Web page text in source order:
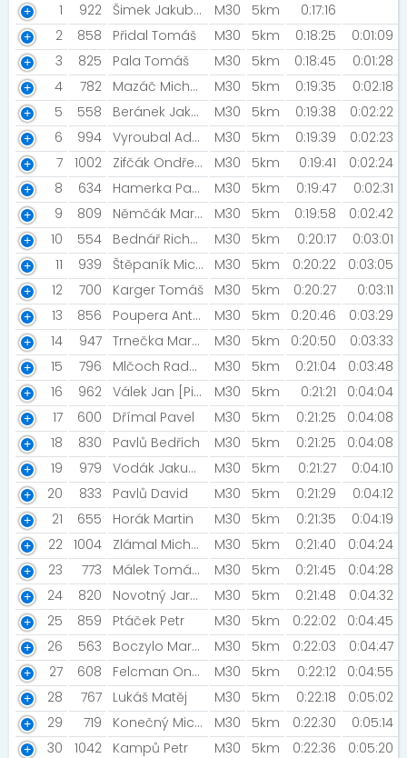
1 922 Šimek Jakub [Morek.cz] M30 5km
0:17:16
2
858 Přidal Tomáš M30 5km 0:18:25
0:01:09
3
825 Pala Tomáš M30 5km 0:18:45
0:01:28
4
782 Mazáč Michal [AKEZ Kopřivnice] M30 5km 0:19:35
0:02:18
5
558 Beránek Jakub [J-Elita Ostrava] M30 5km 0:19:38
0:02:22
6
994 Vyroubal Adam M30 5km 0:19:39
0:02:23
7
1002 Zifčák Ondřej [Excalibur Army] M30 5km 0:19:41
0:02:24
8
634 Hamerka Patrik M30 5km 0:19:47
0:02:31
9
809 Němčák Martin [TJ Sokol Troubky] M30 5km 0:19:58
0:02:42
10
554 Bednář Richard [Night run team, CEPro team ] M30 5km 0:20:17
0:03:01
11
939 Štěpaník Michael [Alfa squadra tým dynamickejch čuprstár sekáčskejch vlkoušů] M30 5km 0:20:22
0:03:05
12
700 Karger Tomáš M30 5km 0:20:27
0:03:11
13
856 Poupera Antonín M30 5km 0:20:46
0:03:29
14
947 Trnečka Martin M30 5km 0:20:50
0:03:33
15
796 Mlčoch Radomír M30 5km 0:21:04
0:03:48
16
962 Válek Jan [Pivka] M30 5km 0:21:21
0:04:04
17
600 Dřímal Pavel M30 5km 0:21:25
0:04:08
18
830 Pavlů Bedřich M30 5km 0:21:25
0:04:08
19
979 Vodák Jakub [Pivka] M30 5km 0:21:27
0:04:10
20
833 Pavlů David M30 5km 0:21:29
0:04:12
21
655 Horák Martin M30 5km 0:21:35
0:04:19
22 1004 Zlámal Michal [Hanadragons] M30 5km 0:21:40
0:04:24
23
773 Málek Tomáš [Otrokovická Honírna] M30 5km 0:21:45
0:04:28
24
820 Novotný Jaroslav M30 5km 0:21:48
0:04:32
25
859 Ptáček Petr M30 5km 0:22:02
0:04:45
26
563 Boczylo Martin [Nutrend team ] M30 5km 0:22:03
0:04:47
27
608 Felcman Ondřej M30 5km 0:22:12
0:04:55
28
767 Lukáš Matěj M30 5km 0:22:18
0:05:02
29
719 Konečný Michal M30 5km 0:22:30
0:05:14
30
1042 Kampů Petr M30 5km 0:22:36 0:05:20